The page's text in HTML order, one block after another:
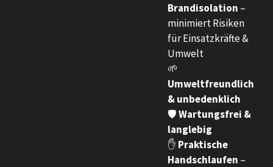
Brandisolation –
minimiert Risiken
für Einsatzkräfte &
Umwelt
🌱
Umweltfreundlich
& unbedenklich
🛡️Wartungsfrei &
langlebig
✋ Praktische
Handschlaufen –